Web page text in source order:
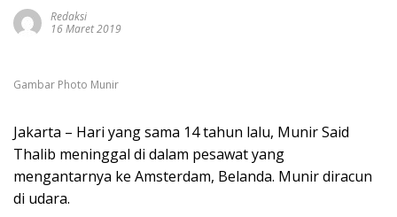
Redaksi
16 Maret 2019
Gambar Photo Munir
Jakarta – Hari yang sama 14 tahun lalu, Munir Said
Thalib meninggal di dalam pesawat yang
mengantarnya ke Amsterdam, Belanda. Munir diracun
di udara.